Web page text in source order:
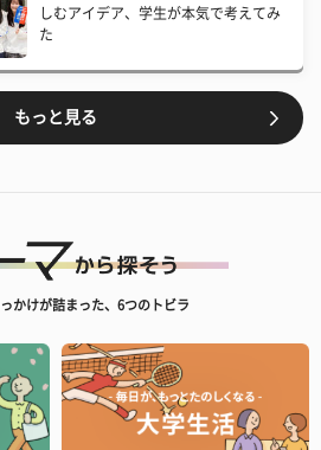
しむアイデア、学生が本気で考えてみ
た
もっと見る
かけが詰まった、6つのトビラ